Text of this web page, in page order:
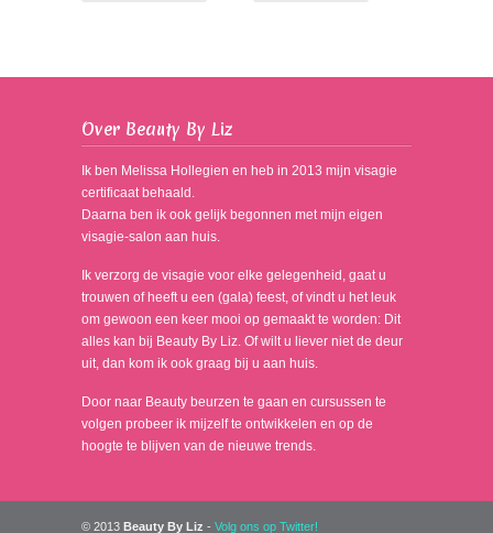
Over Beauty By Liz
Ik ben Melissa Hollegien en heb in 2013 mijn visagie
certificaat behaald.
Daarna ben ik ook gelijk begonnen met mijn eigen
visagie-salon aan huis.
Ik verzorg de visagie voor elke gelegenheid, gaat u
trouwen of heeft u een (gala) feest, of vindt u het leuk
om gewoon een keer mooi op gemaakt te worden: Dit
alles kan bij Beauty By Liz. Of wilt u liever niet de deur
uit, dan kom ik ook graag bij u aan huis.
Door naar Beauty beurzen te gaan en cursussen te
volgen probeer ik mijzelf te ontwikkelen en op de
hoogte te blijven van de nieuwe trends.
© 2013 Beauty By Liz - Volg ons op Twitter!